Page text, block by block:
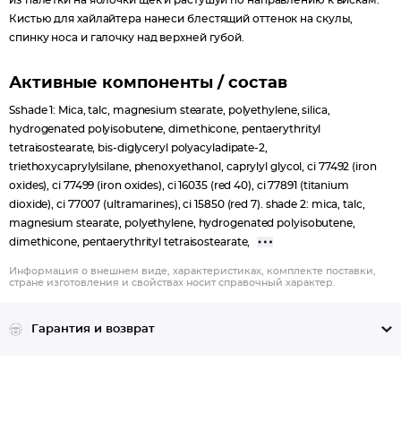
Кистью для хайлайтера нанеси блестящий оттенок на скулы,
спинку носа и галочку над верхней губой.
Активные компоненты / состав
Sshade 1: Mica, talc, magnesium stearate, polyethylene, silica,
hydrogenated polyisobutene, dimethicone, pentaerythrityl
tetraisostearate, bis-diglyceryl polyacyladipate-2,
triethoxycaprylylsilane, phenoxyethanol, caprylyl glycol, ci 77492 (iron
oxides), ci 77499 (iron oxides), ci 16035 (red 40), ci 77891 (titanium
dioxide), ci 77007 (ultramarines), ci 15850 (red 7). shade 2: mica, talc,
magnesium stearate, polyethylene, hydrogenated polyisobutene,
dimethicone, pentaerythrityl tetraisostearate,
Информация о внешнем виде, характеристиках, комплекте поставки,
стране изготовления и свойствах носит справочный характер.
Гарантия и возврат